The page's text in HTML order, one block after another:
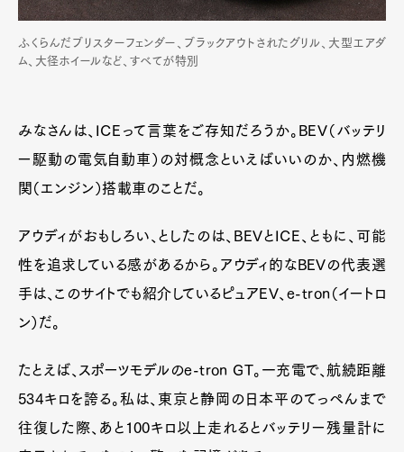
ふくらんだブリスターフェンダー、ブラックアウトされたグリル、大型エアダ
ム、大径ホイールなど、すべてが特別
みなさんは、ICEって言葉をご存知だろうか。BEV（バッテリ
ー駆動の電気自動車）の対概念といえばいいのか、内燃機
関（エンジン）搭載車のことだ。
アウディがおもしろい、としたのは、BEVとICE、ともに、可能
性を追求している感があるから。アウディ的なBEVの代表選
手は、このサイトでも紹介しているピュアEV、e-tron（イートロ
ン）だ。
たとえば、スポーツモデルのe-tron GT。一充電で、航続距離
534キロを誇る。私は、東京と静岡の日本平のてっぺんまで
往復した際、あと100キロ以上走れるとバッテリー残量計に